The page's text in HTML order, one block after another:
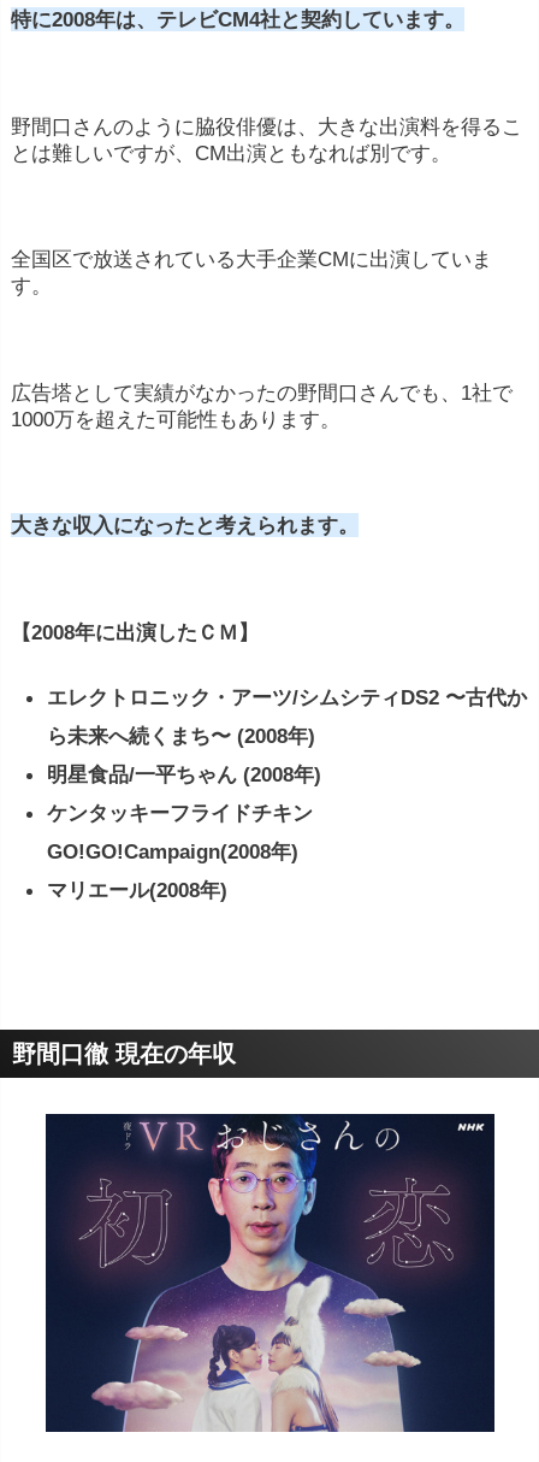
特に2008年は、テレビCM4社と契約しています。
野間口さんのように脇役俳優は、大きな出演料を得るこ
とは難しいですが、CM出演ともなれば別です。
全国区で放送されている大手企業CMに出演していま
す。
広告塔として実績がなかったの野間口さんでも、1社で
1000万を超えた可能性もあります。
大きな収入になったと考えられます。
【2008年に出演したＣＭ】
エレクトロニック・アーツ/シムシティDS2 〜古代か
ら未来へ続くまち〜 (2008年)
明星食品/一平ちゃん (2008年)
ケンタッキーフライドチキン
GO!GO!Campaign(2008年)
マリエール(2008年)
野間口徹 現在の年収